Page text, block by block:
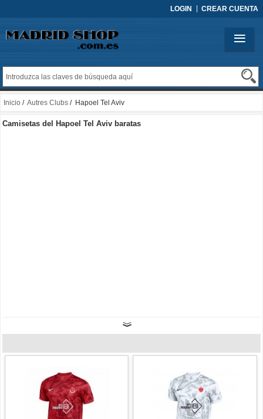
LOGIN CREAR CUENTA
Inicio / Autres Clubs / Hapoel Tel Aviv
Camisetas del Hapoel Tel Aviv baratas